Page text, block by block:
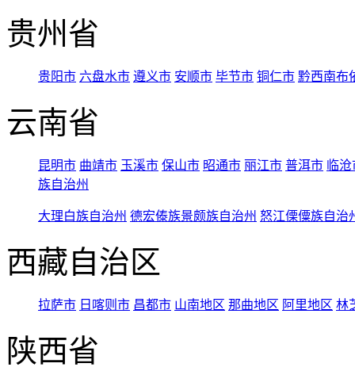
贵州省
贵阳市 六盘水市 遵义市 安顺市 毕节市 铜仁市 黔西南布
云南省
昆明市 曲靖市 玉溪市 保山市 昭通市 丽江市 普洱市 临
族自治州
大理白族自治州 德宏傣族景颇族自治州 怒江傈僳族自治
西藏自治区
拉萨市 日喀则市 昌都市 山南地区 那曲地区 阿里地区 林
陕西省